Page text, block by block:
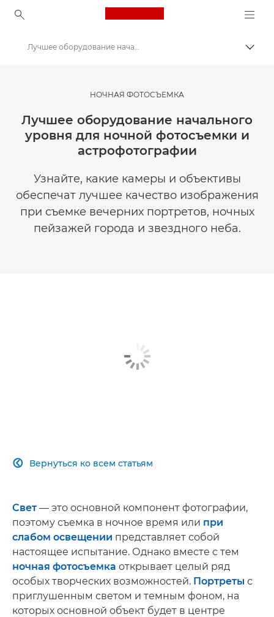
Canon Logo, back to
Мастерская творчества | Советы по фотографии и печати и руководства для покупателей
Советы и технические приемы по фотографии и печати
Лучшее оборудование начального уровня для ночной фотосъемки
НОЧНАЯ ФОТОСЪЕМКА
Лучшее оборудование начального
уровня для ночной фотосъемки и
астрофотографии
Узнайте, какие камеры и объективы
обеспечат лучшее качество изображения
при съемке вечерних портретов, ночных
пейзажей города и звездного неба.
Вернуться ко всем статьям

Свет— это основной компонент фотографии,
поэтому съемка в ночное время или при
слабом освещении представляет собой
настоящее испытание. Однако вместе с тем
ночная фотосъемка открывает целый ряд
особых творческих возможностей. Портреты с
приглушенным светом и темным фоном, на
которых основной объект будет в центре